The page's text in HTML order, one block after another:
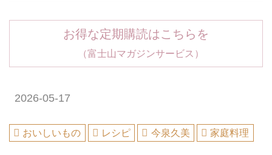
お得な定期購読はこちらを
（富士山マガジンサービス）
2026-05-17
おいしいもの レシピ 今泉久美 家庭料理